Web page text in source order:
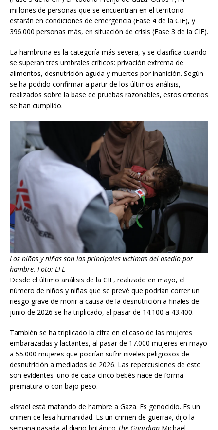
millones de personas que se encuentran en el territorio
estarán en condiciones de emergencia (Fase 4 de la CIF), y
396.000 personas más, en situación de crisis (Fase 3 de la CIF).
La hambruna es la categoría más severa, y se clasifica cuando
se superan tres umbrales críticos: privación extrema de
alimentos, desnutrición aguda y muertes por inanición. Según
se ha podido confirmar a partir de los últimos análisis,
realizados sobre la base de pruebas razonables, estos criterios
se han cumplido.
Los niños y niñas son las principales víctimas del asedio por
hambre. Foto: EFE
Desde el último análisis de la CIF, realizado en mayo, el
número de niños y niñas que se prevé que podrían correr un
riesgo grave de morir a causa de la desnutrición a finales de
junio de 2026 se ha triplicado, al pasar de 14.100 a 43.400.
También se ha triplicado la cifra en el caso de las mujeres
embarazadas y lactantes, al pasar de 17.000 mujeres en mayo
a 55.000 mujeres que podrían sufrir niveles peligrosos de
desnutrición a mediados de 2026. Las repercusiones de esto
son evidentes: uno de cada cinco bebés nace de forma
prematura o con bajo peso.
«Israel está matando de hambre a Gaza. Es genocidio. Es un
crimen de lesa humanidad. Es un crimen de guerra», dijo la
semana pasada al diario británico The Guardian Michael